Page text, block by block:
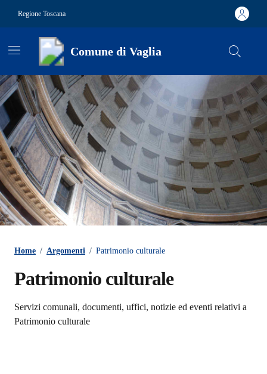
Regione Toscana
Comune di Vaglia
Contenuti in evidenza
Home / Argomenti / Patrimonio culturale
Patrimonio culturale
Dettagli dell'argomento
Servizi comunali, documenti, uffici, notizie ed eventi relativi a
Patrimonio culturale